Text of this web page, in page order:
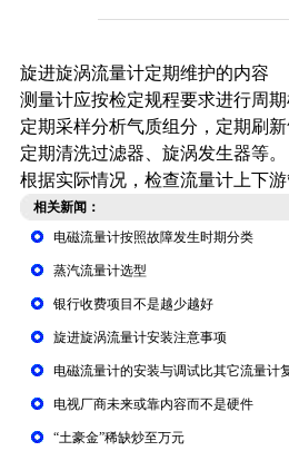
旋进旋涡流量计定期维护的内容
测量计应按检定规程要求进行周
定期采样分析气质组分，定期刷新
定期清洗过滤器、旋涡发生器等。
根据实际情况，检查流量计上下游
相关新闻：
电磁流量计按照故障发生时期分类
蒸汽流量计选型
银行收费项目不是越少越好
旋进旋涡流量计安装注意事项
电磁流量计的安装与调试比其它流量计
电视厂商未来或靠内容而不是硬件
“土豪金”稀缺炒至万元